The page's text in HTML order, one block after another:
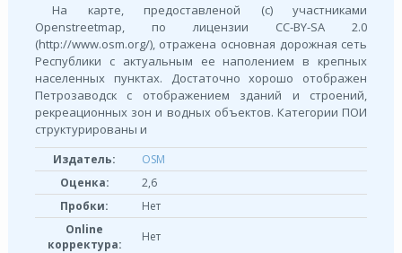
На карте, предоставленой (с) участниками
Openstreetmap, по лицензии СС-BY-SA 2.0
(http://www.osm.org/), отражена основная дорожная сеть
Республики с актуальным ее наполением в крепных
населенных пунктах. Достаточно хорошо отображен
Петрозаводск с отображением зданий и строений,
рекреационных зон и водных объектов. Категории ПОИ
структурированы и
Издатель:
OSM
Оценка:
2,6
Пробки:
Нет
Online
корректура:
Нет